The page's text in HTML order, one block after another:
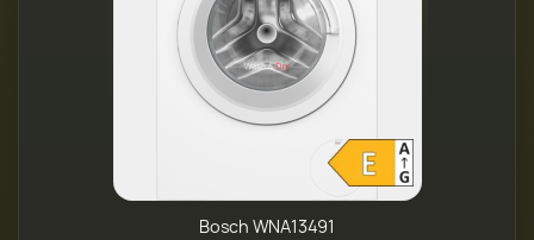
Bosch WNA13491